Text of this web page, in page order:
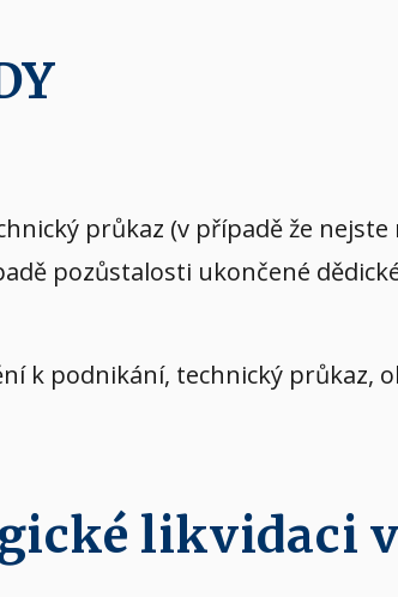
průkaz (v případě že
pozůstalosti ukončené
k podnikání, technický průkaz,
likvidaci